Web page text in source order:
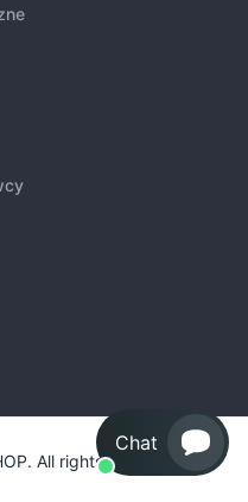
Chat
All rights reserved.